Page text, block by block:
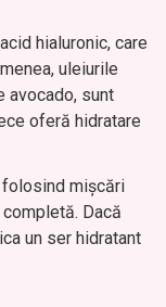
hialuronic, care
uleiurile
avocado, sunt
oferă hidratare
folosind mișcări
Dacă
un ser hidratant